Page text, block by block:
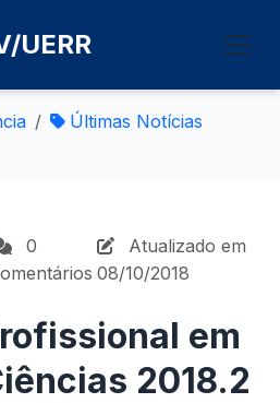
UERR
Últimas Notícias
0
Atualizado em
08/10/2018
em
2018.2